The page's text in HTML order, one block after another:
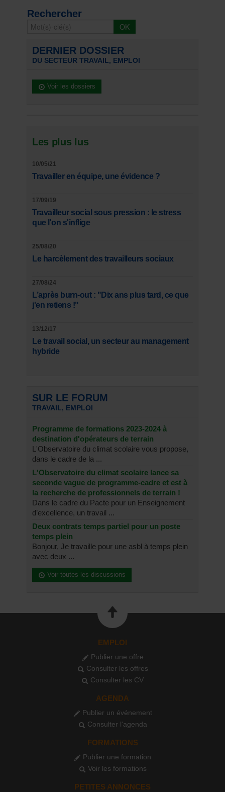
Rechercher
DERNIER DOSSIER
DU SECTEUR TRAVAIL, EMPLOI
Voir les dossiers
Les plus lus
10/05/21
Travailler en équipe, une évidence ?
17/09/19
Travailleur social sous pression : le stress
que l'on s'inflige
25/08/20
Le harcèlement des travailleurs sociaux
27/08/24
L’après burn-out : "Dix ans plus tard, ce que
j'en retiens !"
13/12/17
Le travail social, un secteur au management
hybride
SUR LE FORUM
TRAVAIL, EMPLOI
Programme de formations 2023-2024 à
destination d'opérateurs de terrain
L'Observatoire du climat scolaire vous propose,
dans le cadre de la ...
L'Observatoire du climat scolaire lance sa
seconde vague de programme-cadre et est à
la recherche de professionnels de terrain !
Dans le cadre du Pacte pour un Enseignement
d’excellence, un travail ...
Deux contrats temps partiel pour un poste
temps plein
Bonjour, Je travaille pour une asbl à temps plein
avec deux ...
Voir toutes les discussions
EMPLOI
Publier une offre
Consulter les offres
Consulter les CV
AGENDA
Publier un événement
Consulter l'agenda
FORMATIONS
Publier une formation
Voir les formations
PETITES ANNONCES